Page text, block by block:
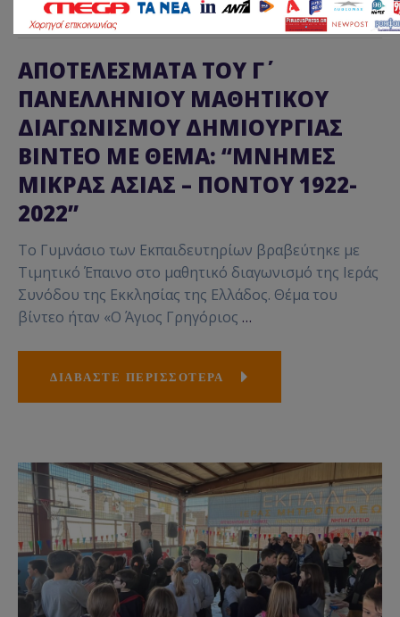
Ευάγγελος Γιακουμόγλου
ΑΠΟΤΕΛΕΣΜΑΤΑ ΤΟΥ Γ΄
ΠΑΝΕΛΛΗΝΙΟΥ ΜΑΘΗΤΙΚΟΥ
ΔΙΑΓΩΝΙΣΜΟΥ ΔΗΜΙΟΥΡΓΙΑΣ
ΒΙΝΤΕΟ ΜΕ ΘΕΜΑ: “ΜΝΗΜΕΣ
ΜΙΚΡΑΣ ΑΣΙΑΣ – ΠΟΝΤΟΥ 1922-
2022”
Το Γυμνάσιο των Εκπαιδευτηρίων βραβεύτηκε με
Τιμητικό Έπαινο στο μαθητικό διαγωνισμό της Ιεράς
Συνόδου της Εκκλησίας της Ελλάδος. Θέμα του
βίντεο ήταν «O Άγιος Γρηγόριος …
ΔΙΑΒΑΣΤΕ ΠΕΡΙΣΣΟΤΕΡΑ